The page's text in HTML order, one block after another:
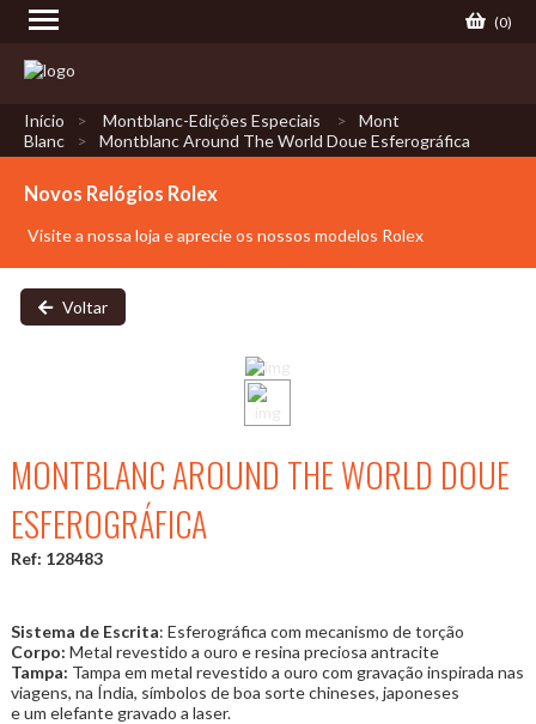
(0)
Início Montblanc-Edições Especiais
Mont
Blanc
Montblanc Around The World Doue Esferográfica
Novos Relógios Rolex
Visite a nossa loja e aprecie os nossos modelos Rolex
Voltar
MONTBLANC AROUND THE WORLD DOUE
ESFEROGRÁFICA
Ref: 128483
Sistema de Escrita: Esferográfica com mecanismo de torção
Corpo: Metal revestido a ouro e resina preciosa antracite
Tampa: Tampa em metal revestido a ouro com gravação inspirada nas
viagens, na Índia, símbolos de boa sorte chineses, japoneses
e um elefante gravado a laser.